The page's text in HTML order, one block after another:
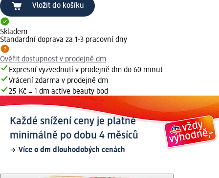
Vložit do košíku
Skladem
Standardní doprava za 1-3 pracovní dny
Ověřit dostupnost v prodejně dm
Expresní vyzvednutí v prodejně dm do 60 minut
Vrácení zdarma v prodejně dm
25 Kč = 1 dm active beauty bod
Každé snížení ceny je platné
minimálně po dobu 4 měsíců
Více o dm dlouhodobých cenách